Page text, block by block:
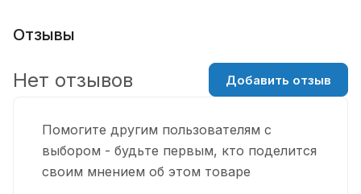
Отзывы
Помогите другим пользователям с
выбором - будьте первым, кто поделится
своим мнением об этом товаре
Нет отзывов Добавить отзыв